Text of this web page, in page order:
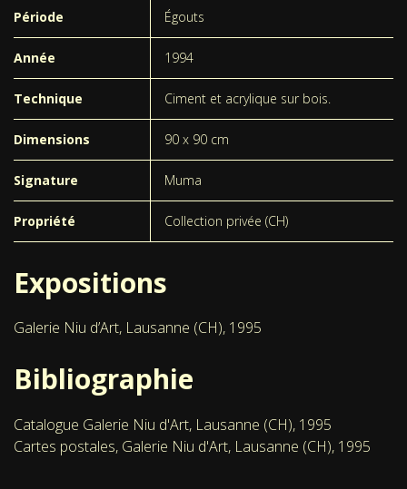
Période Égouts
Année 1994
Technique Ciment et acrylique sur bois.
Dimensions 90 x 90 cm
Signature Muma
Propriété Collection privée (CH)
Expositions
Galerie Niu d’Art, Lausanne (CH), 1995
Bibliographie
Catalogue Galerie Niu d'Art, Lausanne (CH), 1995
Cartes postales, Galerie Niu d'Art, Lausanne (CH), 1995